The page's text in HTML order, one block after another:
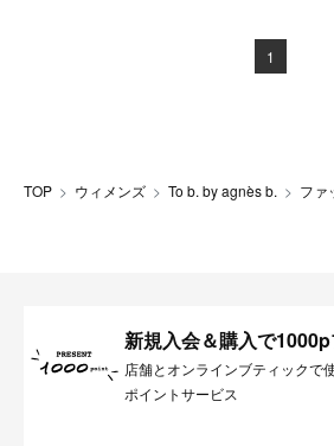
1
TOP ウィメンズ To b. by agnès b. ファ
新規入会＆購入で
店舗とオンラインブティックで
ポイントサービス